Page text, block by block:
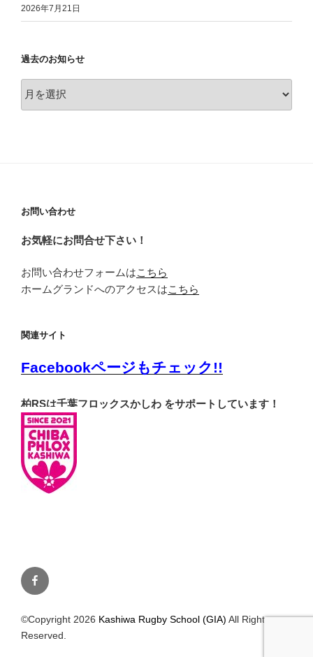
2026年7月21日
過去のお知らせ
去
お問い合わせ
お気軽にお問合せ下さい！
お問い合わせフォームはこちら
ホームグランドへのアクセスはこちら
関連サイト
Facebookページもチェック!!
柏RSは千葉フロックスかしわ をサポートしています！
Facebook
©Copyright 2026 Kashiwa Rugby School (GIA) All Rights
Reserved.